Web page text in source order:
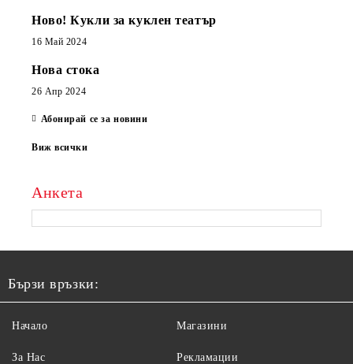
Ново! Кукли за куклен театър
16 Май 2024
Нова стока
26 Апр 2024
Абонирай се за новини
Виж всички
Анкета
Бързи връзки:
Начало
За Нас
Магазини
Рекламации